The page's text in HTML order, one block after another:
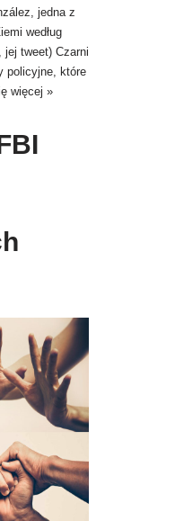
jedna z
według
jej tweet) Czarni
policyjne, które
więcej »